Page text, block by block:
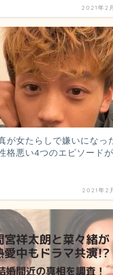
2021年2
が女たらしで嫌いになっ
格悪い4つのエピソード
2021年2